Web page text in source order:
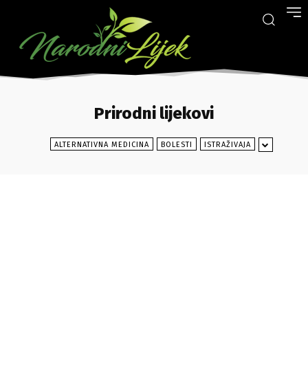
Prirodni lijekovi
ALTERNATIVNA MEDICINA BOLESTI ISTRAŽIVAJA